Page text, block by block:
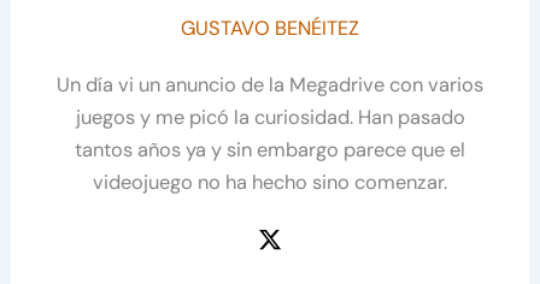
GUSTAVO BENÉITEZ
Un día vi un anuncio de la Megadrive con varios
juegos y me picó la curiosidad. Han pasado
tantos años ya y sin embargo parece que el
videojuego no ha hecho sino comenzar.